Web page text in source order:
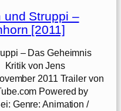
und Struppi –
[2011]
– Das Geheimnis
von Jens
2011 Trailer von
Powered by
Genre: Animation /